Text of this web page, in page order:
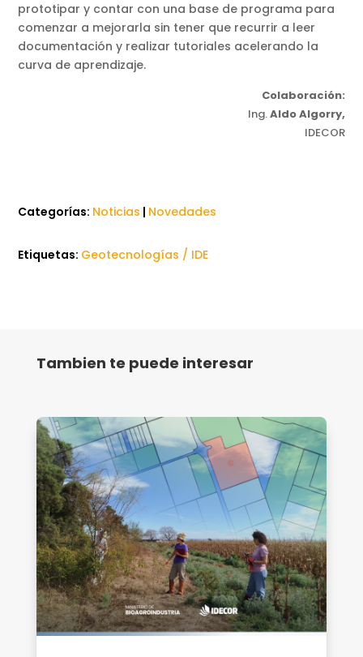
prototipar y contar con una base de programa para
comenzar a mejorarla sin tener que recurrir a leer
documentación y realizar tutoriales acelerando la
curva de aprendizaje.
Colaboración:
Ing.Aldo Algorry,
IDECOR
Categorías: Noticias | Novedades
Etiquetas: Geotecnologías / IDE
Tambien te puede interesar